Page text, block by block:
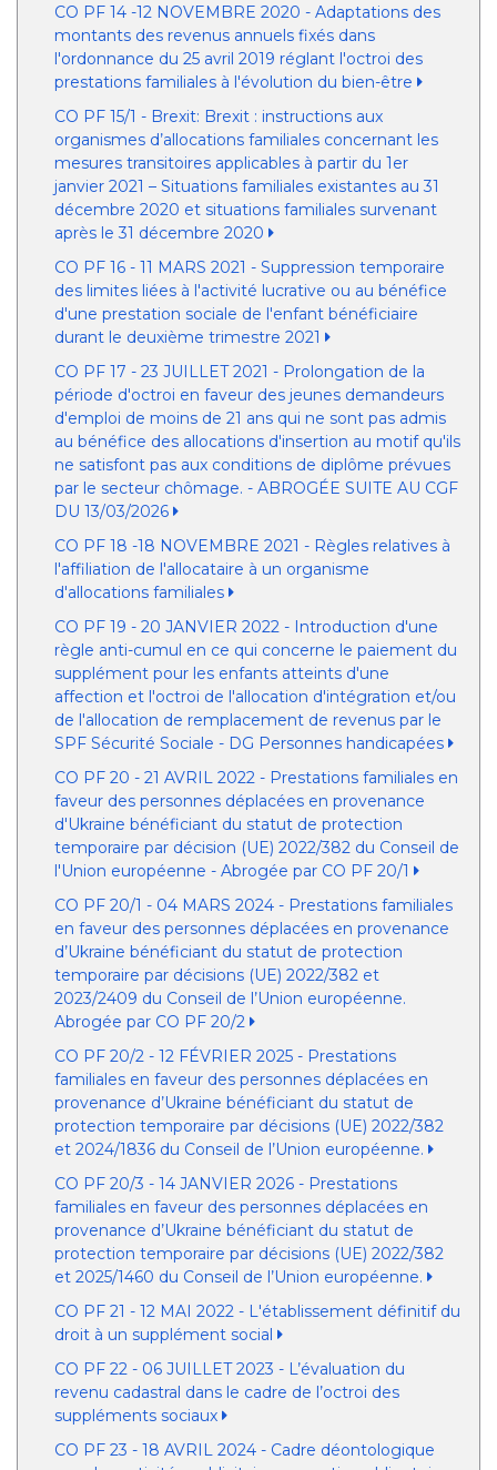
CO PF 14 -12 NOVEMBRE 2020 - Adaptations des
montants des revenus annuels fixés dans
l'ordonnance du 25 avril 2019 réglant l'octroi des
prestations familiales à l'évolution du bien-être
CO PF 15/1 - Brexit: Brexit : instructions aux
organismes d’allocations familiales concernant les
mesures transitoires applicables à partir du 1er
janvier 2021 – Situations familiales existantes au 31
décembre 2020 et situations familiales survenant
après le 31 décembre 2020
CO PF 16 - 11 MARS 2021 - Suppression temporaire
des limites liées à l'activité lucrative ou au bénéfice
d'une prestation sociale de l'enfant bénéficiaire
durant le deuxième trimestre 2021
CO PF 17 - 23 JUILLET 2021 - Prolongation de la
période d'octroi en faveur des jeunes demandeurs
d'emploi de moins de 21 ans qui ne sont pas admis
au bénéfice des allocations d'insertion au motif qu'ils
ne satisfont pas aux conditions de diplôme prévues
par le secteur chômage. - ABROGÉE SUITE AU CGF
DU 13/03/2026
CO PF 18 -18 NOVEMBRE 2021 - Règles relatives à
l'affiliation de l'allocataire à un organisme
d'allocations familiales
CO PF 19 - 20 JANVIER 2022 - Introduction d'une
règle anti-cumul en ce qui concerne le paiement du
supplément pour les enfants atteints d'une
affection et l'octroi de l'allocation d'intégration et/ou
de l'allocation de remplacement de revenus par le
SPF Sécurité Sociale - DG Personnes handicapées
CO PF 20 - 21 AVRIL 2022 - Prestations familiales en
faveur des personnes déplacées en provenance
d'Ukraine bénéficiant du statut de protection
temporaire par décision (UE) 2022/382 du Conseil de
l'Union européenne - Abrogée par CO PF 20/1
CO PF 20/1 - 04 MARS 2024 - Prestations familiales
en faveur des personnes déplacées en provenance
d’Ukraine bénéficiant du statut de protection
temporaire par décisions (UE) 2022/382 et
2023/2409 du Conseil de l’Union européenne.
Abrogée par CO PF 20/2
CO PF 20/2 - 12 FÉVRIER 2025 - Prestations
familiales en faveur des personnes déplacées en
provenance d’Ukraine bénéficiant du statut de
protection temporaire par décisions (UE) 2022/382
et 2024/1836 du Conseil de l’Union européenne.
CO PF 20/3 - 14 JANVIER 2026 - Prestations
familiales en faveur des personnes déplacées en
provenance d’Ukraine bénéficiant du statut de
protection temporaire par décisions (UE) 2022/382
et 2025/1460 du Conseil de l’Union européenne.
CO PF 21 - 12 MAI 2022 - L'établissement définitif du
droit à un supplément social
CO PF 22 - 06 JUILLET 2023 - L’évaluation du
revenu cadastral dans le cadre de l’octroi des
suppléments sociaux
CO PF 23 - 18 AVRIL 2024 - Cadre déontologique